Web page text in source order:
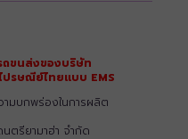
ขนส่งของบริษัท
รษณีย์ไทยแบบ EMS
มบกพร่องในการผลิต
ตรียามาฮ่า จำกัด